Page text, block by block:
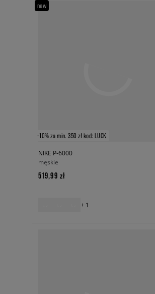
new
-10% za min. 350 zł kod: LUCK
NIKE P-6000
męskie
519,99 zł
+ 1